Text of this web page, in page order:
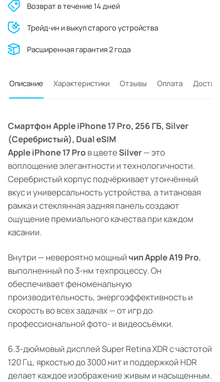
Возврат в течение 14 дней
Трейд-ин и выкуп старого устройства
Расширенная гарантия 2 года
Описание Характеристики Отзывы Оплата
Смартфон Apple iPhone 17 Pro, 256 ГБ, Silver
(Серебристый), Dual eSIM
Apple iPhone 17 Pro в цветеSilver— это
воплощение элегантности и технологичности.
Серебристый корпус подчёркивает утончённый
вкус и универсальность устройства, а титановая
рамка и стеклянная задняя панель создают
ощущение премиального качества при каждом
касании.
Внутри — невероятно мощныйчип Apple A19 Pro,
выполненный по 3-нм техпроцессу. Он
обеспечивает феноменальную
производительность, энергоэффективность и
скорость во всех задачах — от игр до
профессиональной фото- и видеосъёмки.
6.3-дюймовый дисплей Super Retina XDR с частотой
120 Гц, яркостью до 3000 нит и поддержкой HDR
делает каждое изображение живым и насыщенным.